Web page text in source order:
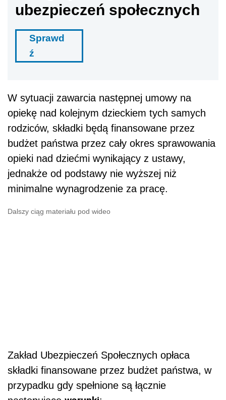
ubezpieczeń społecznych
Sprawd
ź
W sytuacji zawarcia następnej umowy na
opiekę nad kolejnym dzieckiem tych samych
rodziców, składki będą finansowane przez
budżet państwa przez cały okres sprawowania
opieki nad dziećmi wynikający z ustawy,
jednakże od podstawy nie wyższej niż
minimalne wynagrodzenie za pracę.
Dalszy ciąg materiału pod wideo
Zakład Ubezpieczeń Społecznych opłaca
składki finansowane przez budżet państwa, w
przypadku gdy spełnione są łącznie